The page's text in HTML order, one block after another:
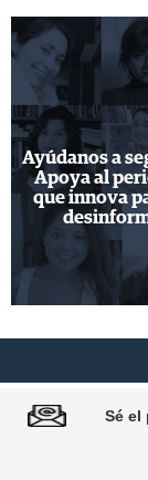
Ayúdanos a
Apoya al
que innova
Sé el